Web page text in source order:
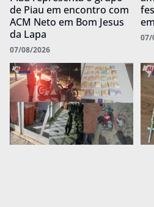
de Piau em encontro com
ACM Neto em Bom Jesus
da Lapa
07/08/2026
07/